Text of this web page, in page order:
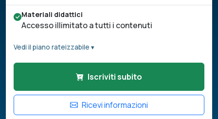
Materiali didattici
Accesso illimitato a tutti i contenuti
Vedi il piano rateizzabile ▾
Iscriviti subito
Ricevi informazioni